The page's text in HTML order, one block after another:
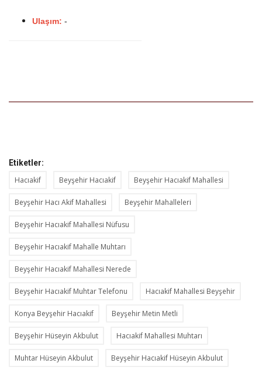
Ulaşım: -
Etiketler:
Hacıakif Beyşehir Hacıakif Beyşehir Hacıakif Mahallesi
Beyşehir Hacı Akif Mahallesi Beyşehir Mahalleleri
Beyşehir Hacıakif Mahallesi Nüfusu
Beyşehir Hacıakif Mahalle Muhtarı
Beyşehir Hacıakif Mahallesi Nerede
Beyşehir Hacıakif Muhtar Telefonu Hacıakif Mahallesi Beyşehir
Konya Beyşehir Hacıakif Beyşehir Metin Metli
Beyşehir Hüseyin Akbulut Hacıakif Mahallesi Muhtarı
Muhtar Hüseyin Akbulut Beyşehir Hacıakif Hüseyin Akbulut